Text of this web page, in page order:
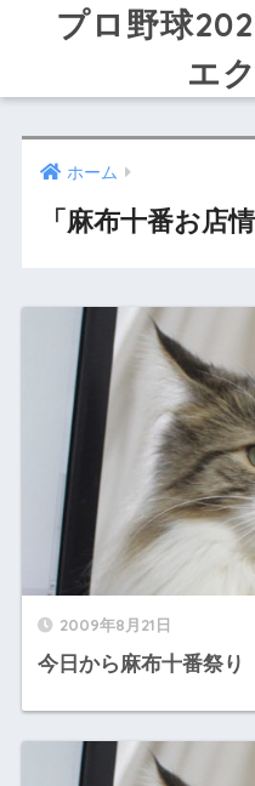
プロ野球
エ
ホーム
「麻布十番お店
2009年8月21日
今日から麻布十番祭り